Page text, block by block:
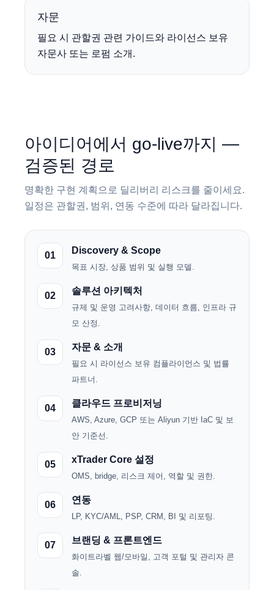
자문
필요 시 관할권 관련 가이드와 라이선스 보유
자문사 또는 로펌 소개.
아이디어에서 go-live까지 —
검증된 경로
명확한 구현 계획으로 딜리버리 리스크를 줄이세요.
일정은 관할권, 범위, 연동 수준에 따라 달라집니다.
01 Discovery & Scope
목표 시장, 상품 범위 및 실행 모델.
02 솔루션 아키텍처
규제 및 운영 고려사항, 데이터 흐름, 인프라 규
모 산정.
03 자문 & 소개
필요 시 라이선스 보유 컴플라이언스 및 법률
파트너.
04 클라우드 프로비저닝
AWS, Azure, GCP 또는 Aliyun 기반 IaC 및 보
안 기준선.
05 xTrader Core 설정
OMS, bridge, 리스크 제어, 역할 및 권한.
06 연동
LP, KYC/AML, PSP, CRM, BI 및 리포팅.
07 브랜딩 & 프론트엔드
화이트라벨 웹/모바일, 고객 포털 및 관리자 콘
솔.